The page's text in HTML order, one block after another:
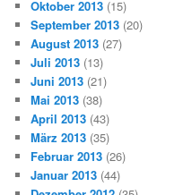
September 2013(20)
August 2013(27)
Juli 2013(13)
Juni 2013 (21)
Mai 2013(38)
April 2013(43)
März 2013 (35)
Februar 2013(26)
Januar 2013(44)
Dezember 2012(35)